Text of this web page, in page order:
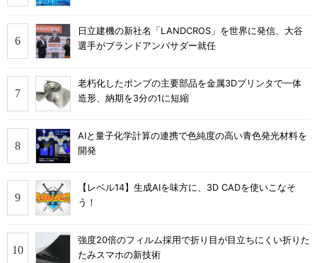
日立建機の新社名「LANDCROS」を世界に発信、大谷
選手がブランドアンバサダー就任
老朽化したポンプの主要部品を金属3Dプリンタで一体
造形、納期を3分の1に短縮
AIと量子化学計算の連携で色純度の高い青色発光材料を
開発
【レベル14】生成AIを味方に、3D CADを使いこなそ
う！
強度20倍のフィルム採用で折り目が目立ちにくい折りた
たみスマホの新技術